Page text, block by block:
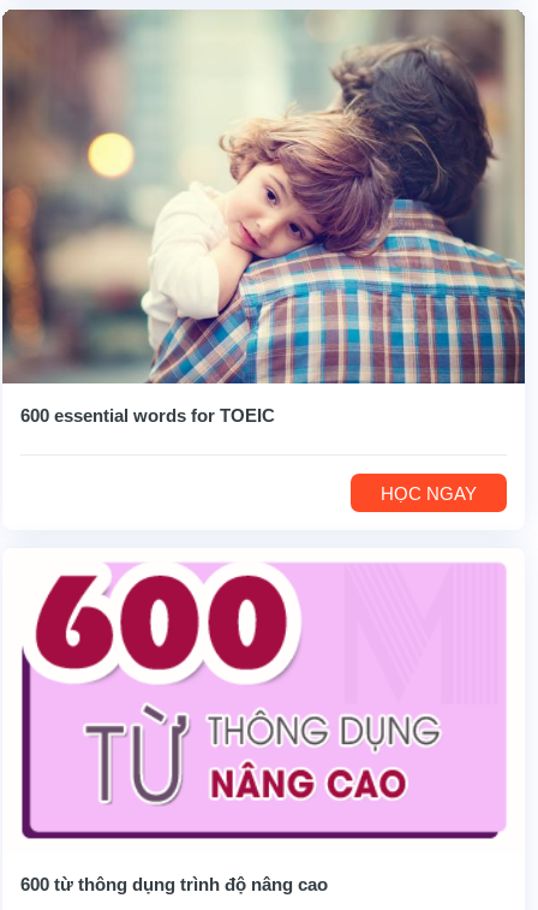
600 essential words for TOEIC
HỌC NGAY
600 từ thông dụng trình độ nâng cao